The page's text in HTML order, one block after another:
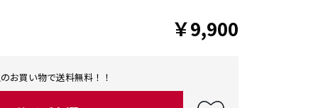
￥9,900
お買い物で送料無料！！